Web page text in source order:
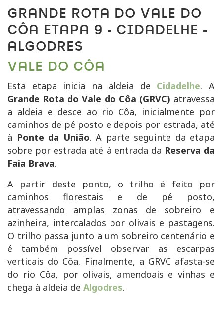
GRANDE ROTA DO VALE DO
CÔA ETAPA 9 - CIDADELHE -
ALGODRES
VALE DO CÔA
Esta etapa inicia na aldeia de Cidadelhe. A
Grande Rota do Vale do Côa (GRVC) atravessa
a aldeia e desce ao rio Côa, inicialmente por
caminhos de pé posto e depois por estrada, até
à Ponte da União. A parte seguinte da etapa
sobre por estrada até à entrada da Reserva da
Faia Brava.
A partir deste ponto, o trilho é feito por
caminhos florestais e de pé posto,
atravessando amplas zonas de sobreiro e
azinheira, intercalados por olivais e pastagens.
O trilho passa junto a um sobreiro centenário e
é também possível observar as escarpas
verticais do Côa. Finalmente, a GRVC afasta-se
do rio Côa, por olivais, amendoais e vinhas e
chega à aldeia de Algodres.